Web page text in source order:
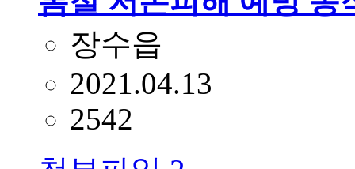
장수읍
2021.04.13
2542